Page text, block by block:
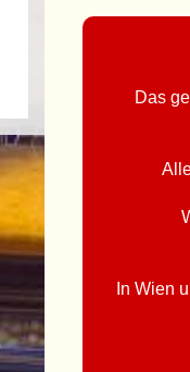
Das
In Wien